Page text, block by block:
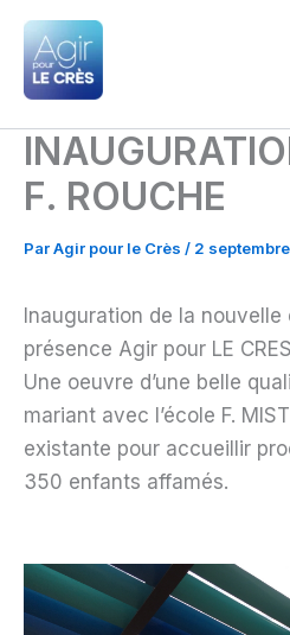
Aller
contenu
F. ROUCHE
ParAgir pour le Crès / 2
Inauguration de la nouvelle
présence Agir pour LE CRES
Une oeuvre d’une belle
mariant avec l’école F.
existante pour accueillir
350 enfants affamés.